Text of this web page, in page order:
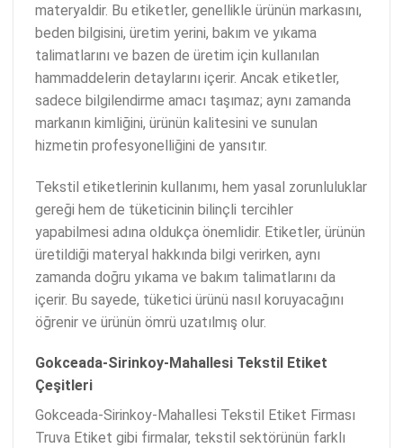
materyaldir. Bu etiketler, genellikle ürünün markasını,
beden bilgisini, üretim yerini, bakım ve yıkama
talimatlarını ve bazen de üretim için kullanılan
hammaddelerin detaylarını içerir. Ancak etiketler,
sadece bilgilendirme amacı taşımaz; aynı zamanda
markanın kimliğini, ürünün kalitesini ve sunulan
hizmetin profesyonelliğini de yansıtır.
Tekstil etiketlerinin kullanımı, hem yasal zorunluluklar
gereği hem de tüketicinin bilinçli tercihler
yapabilmesi adına oldukça önemlidir. Etiketler, ürünün
üretildiği materyal hakkında bilgi verirken, aynı
zamanda doğru yıkama ve bakım talimatlarını da
içerir. Bu sayede, tüketici ürünü nasıl koruyacağını
öğrenir ve ürünün ömrü uzatılmış olur.
Gokceada-Sirinkoy-Mahallesi Tekstil Etiket
Çeşitleri
Gokceada-Sirinkoy-Mahallesi Tekstil Etiket Firması
Truva Etiket gibi firmalar, tekstil sektörünün farklı